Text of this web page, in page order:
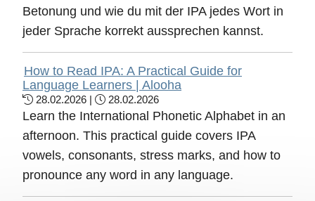
Betonung und wie du mit der IPA jedes Wort in
jeder Sprache korrekt aussprechen kannst.
How to Read IPA: A Practical Guide for
Language Learners | Alooha
28.02.2026 | 28.02.2026
Learn the International Phonetic Alphabet in an
afternoon. This practical guide covers IPA
vowels, consonants, stress marks, and how to
pronounce any word in any language.